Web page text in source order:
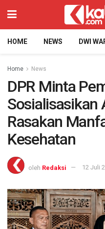
HOME NEWS DWI
Home News
DPR Minta
Sosialisasikan
Rasakan
Kesehatan
oleh Redaksi 12 Juli